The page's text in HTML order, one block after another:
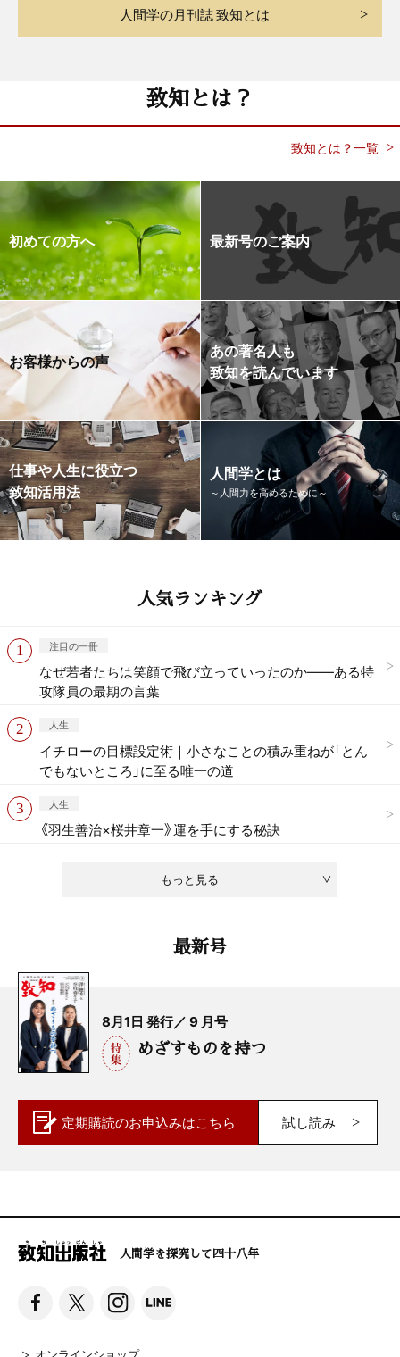
人間学の月刊誌 致知とは
致知とは？
致知とは？一覧
初めての方へ 最新号のご案内
お客様からの声
あの著名人も
致知を読んでいます
仕事や人生に役立つ
致知活用法
人間学とは
～人間力を高めるために～
人気ランキング
もっと見る
注目の一冊
なぜ若者たちは笑顔で飛び立っていったのか——ある特
攻隊員の最期の言葉
人生
イチローの目標設定術｜小さなことの積み重ねが「とん
でもないところ」に至る唯一の道
人生
《羽生善治×桜井章一》運を手にする秘訣
最新号
8月1日 発行／ 9 月号
めざすものを持つ
定期購読のお申込みはこちら 試し読み
人間学を探究して四十八年
オンラインショップ